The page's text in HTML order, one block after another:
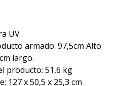
UV
armado: 97,5cm Alto
largo.
producto: 51,6 kg
127 x 50,5 x 25,3 cm